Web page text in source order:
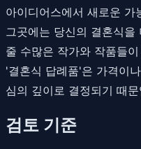
아이디어스에서 새로운 가
그곳에는 당신의 결혼식
줄 수많은 작가와 작품들
'결혼식 답례품'은 가격이
심의 깊이로 결정되기 때
검토 기준